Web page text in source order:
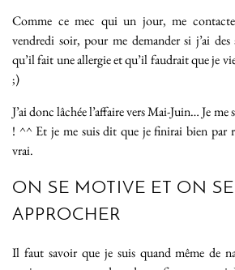
Comme ce mec qui un jour, me
vendredi soir, pour me demander si j’ai
qu’il fait une allergie et qu’il faudrait que je
;)
J’ai donc lâchée l’affaire vers Mai-Juin… Je
! ^^ Et je me suis dit que je finirai bien par
vrai.
ON SE MOTIVE ET ON
APPROCHER
Il faut savoir que je suis quand même de